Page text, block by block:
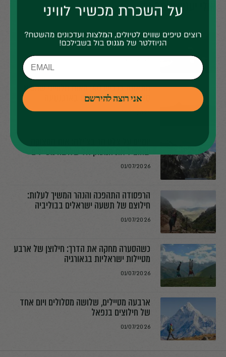
אולי יעניין אותך גם
מטורף: החילוצים של המטיילים הישראלים
בחו"ל
התאונה בכביש 40: האות הלווייני שהביא
סיוע לחמישה ישראלים בארגנטינה
01/07/2026
שהוביל את המסוק אל שלושה מטיילים
01/07/2026
הרפסודה התהפכה והנהר המשיך לעלות:
חילוצם של תשעה ישראלים בבוליביה
01/07/2026
כשהסערה מחקה את הדרך: חילוצן של ארבע
מטיילות ישראליות בגאורגיה
01/07/2026
ארבעה מטיילים, שלושה מסלולים ויום אחד
של חילוצים בנפאל
01/07/2026
אני רוצה להירשם